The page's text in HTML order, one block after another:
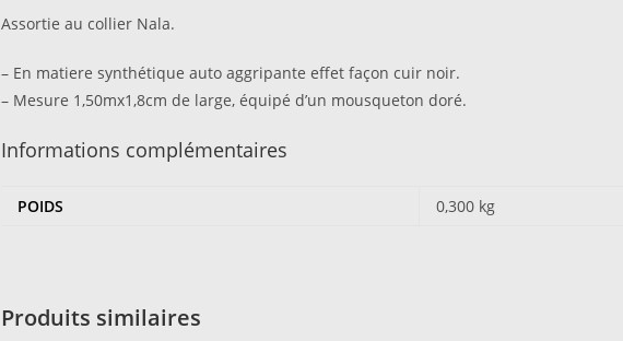
Assortie au collier Nala.
– En matiere synthétique auto aggripante effet façon cuir noir.
– Mesure 1,50mx1,8cm de large, équipé d’un mousqueton doré.
Informations complémentaires
POIDS 0,300 kg
Produits similaires